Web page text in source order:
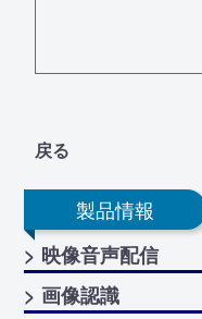
戻る
製品情報
> 映像音声配信
> 画像認識